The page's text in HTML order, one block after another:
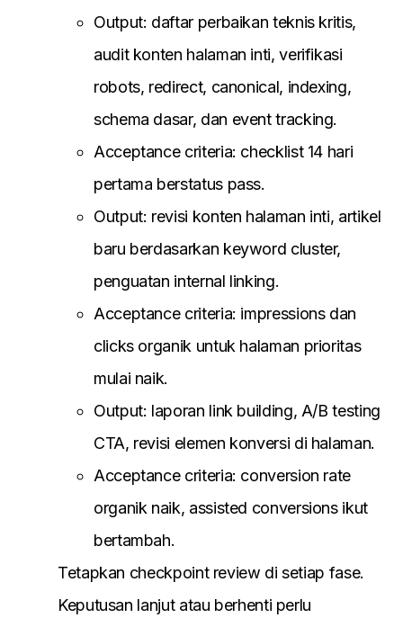
Output: daftar perbaikan teknis kritis,
audit konten halaman inti, verifikasi
robots, redirect, canonical, indexing,
schema dasar, dan event tracking.
Acceptance criteria: checklist 14 hari
pertama berstatus pass.
Output: revisi konten halaman inti, artikel
baru berdasarkan keyword cluster,
penguatan internal linking.
Acceptance criteria: impressions dan
clicks organik untuk halaman prioritas
mulai naik.
Output: laporan link building, A/B testing
CTA, revisi elemen konversi di halaman.
Acceptance criteria: conversion rate
organik naik, assisted conversions ikut
bertambah.
Tetapkan checkpoint review di setiap fase.
Keputusan lanjut atau berhenti perlu